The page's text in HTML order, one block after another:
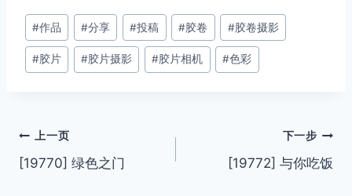
文
章
标
#作品 #分享 #投稿 #胶卷 #胶卷摄影
#胶片 #胶片摄影 #胶片相机 #色彩
文
章
上一页
[19770] 绿色之门
下一步
[19772] 与你吃饭